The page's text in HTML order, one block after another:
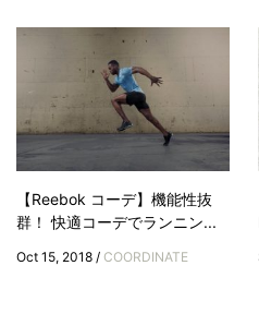
【Reebok コーデ】機能性抜
群！ 快適コーデでランニン...
Oct 15, 2018 / COORDINATE